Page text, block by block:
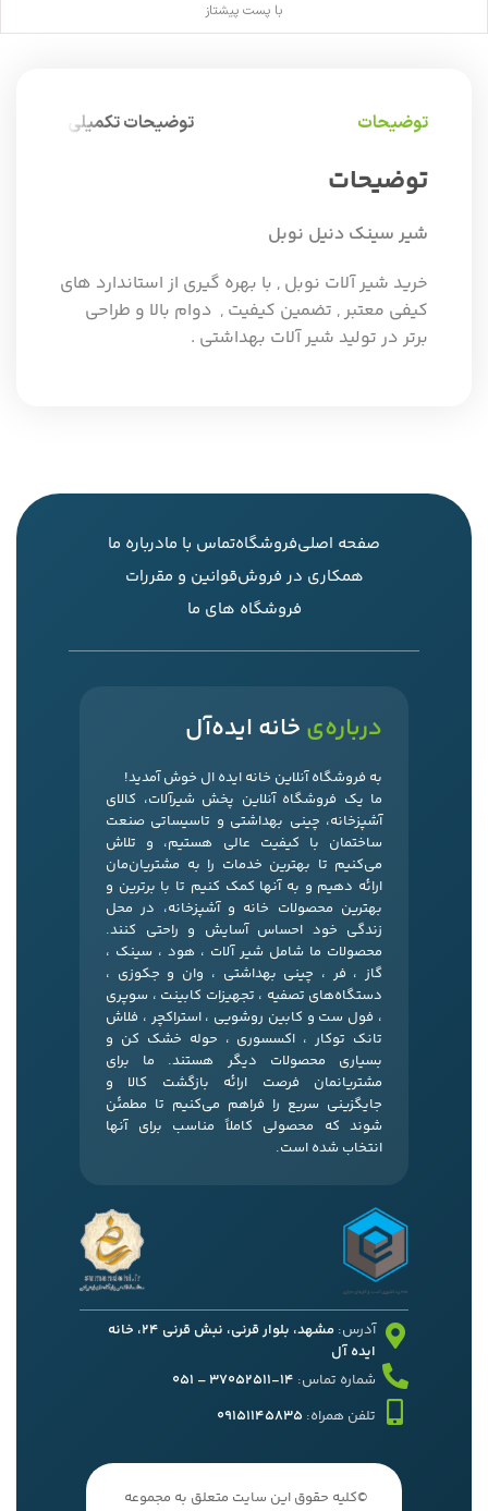
با پست پیشتاز
توضیحات توضیحات تکمیلی
توضیحات
شیر سینک دنیل نوبل
خرید شیر آلات نوبل , با بهره گیری از استاندارد های
کیفی معتبر , تضمین کیفیت , دوام بالا و طراحی
برتر در تولید شیر آلات بهداشتی .
صفحه اصلیفروشگاهتماس با مادرباره ما
همکاری در فروشقوانین و مقررات
فروشگاه های ما
درباره‌ی خانه ایده‌آل
به فروشگاه آنلاین خانه ایده ال خوش آمدید!
ما یک فروشگاه آنلاین پخش شیرآلات، کالای
آشپزخانه، چینی بهداشتی و تاسیساتی صنعت
ساختمان با کیفیت عالی هستیم، و تلاش
می‌کنیم تا بهترین خدمات را به مشتریان‌مان
ارائه دهیم و به آنها کمک کنیم تا با برترین و
بهترین محصولات خانه و آشپزخانه، در محل
زندگی خود احساس آسایش و راحتی کنند.
محصولات ما شامل شیر آلات ، هود ، سینک ،
گاز ، فر ، چینی بهداشتی ، وان و جکوزی ،
دستگاه‌های تصفیه ، تجهیزات کابینت ، سوپری
، فول ست و کابین روشویی ، استراکچر ، فلاش
تانک توکار ، اکسسوری ، حوله خشک کن و
بسیاری محصولات دیگر هستند. ما برای
مشتریانمان فرصت ارائه بازگشت کالا و
جایگزینی سریع را فراهم می‌کنیم تا مطمئن
شوند که محصولی کاملاً مناسب برای آنها
انتخاب شده است.
آدرس:
مشهد، بلوار قرنی، نبش قرنی 24، خانه
ایده آل
شماره تماس: 14-37052511 – 051
تلفن همراه: 09151145835
©کلیه حقوق این سایت متعلق به مجموعه